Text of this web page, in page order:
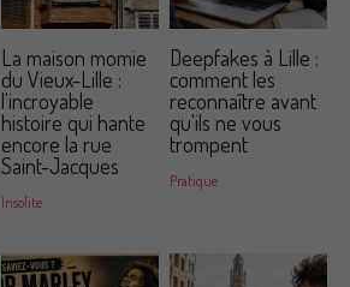
La maison momie
du Vieux-Lille :
l'incroyable
histoire qui hante
encore la rue
Saint-Jacques
Insolite
Deepfakes à Lille :
comment les
reconnaître avant
qu'ils ne vous
trompent
Pratique